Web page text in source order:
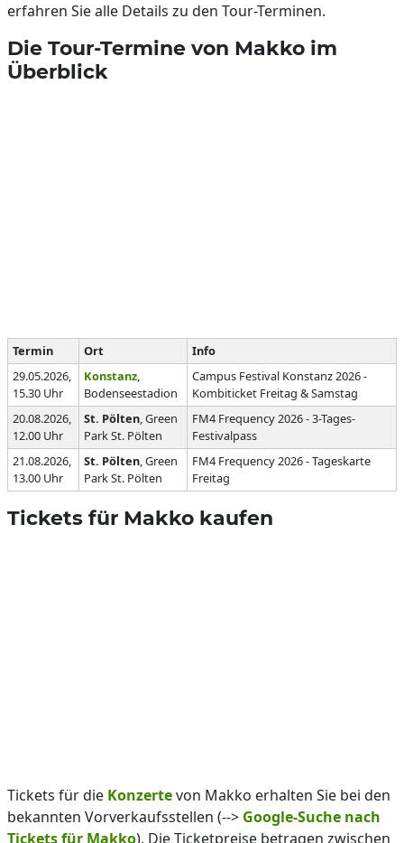
erfahren Sie alle Details zu den Tour-Terminen.
Die Tour-Termine von Makko im
Überblick
Termin Ort
Info
29.05.2026,
15.30 Uhr
Konstanz,
Bodenseestadion
Campus Festival Konstanz 2026 -
Kombiticket Freitag & Samstag
20.08.2026,
12.00 Uhr
St. Pölten, Green
Park St. Pölten
FM4 Frequency 2026 - 3-Tages-
Festivalpass
21.08.2026,
13.00 Uhr
St. Pölten, Green
Park St. Pölten
FM4 Frequency 2026 - Tageskarte
Freitag
Tickets für Makko kaufen
Tickets für die Konzertevon Makko erhalten Sie bei den
bekannten Vorverkaufsstellen (--> Google-Suche nach
Tickets für Makko). Die Ticketpreise betragen zwischen